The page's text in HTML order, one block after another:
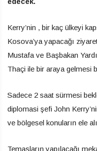
Kerry’nin , bir kaç ülkeyi
Kosova’ya yapacağı
Mustafa ve Başbakan
Thaçi ile bir araya gelmesi
Sadece 2 saat sürmesi
diplomasi şefi John
ve bölgesel konuların ele
Temasların yapılacağı